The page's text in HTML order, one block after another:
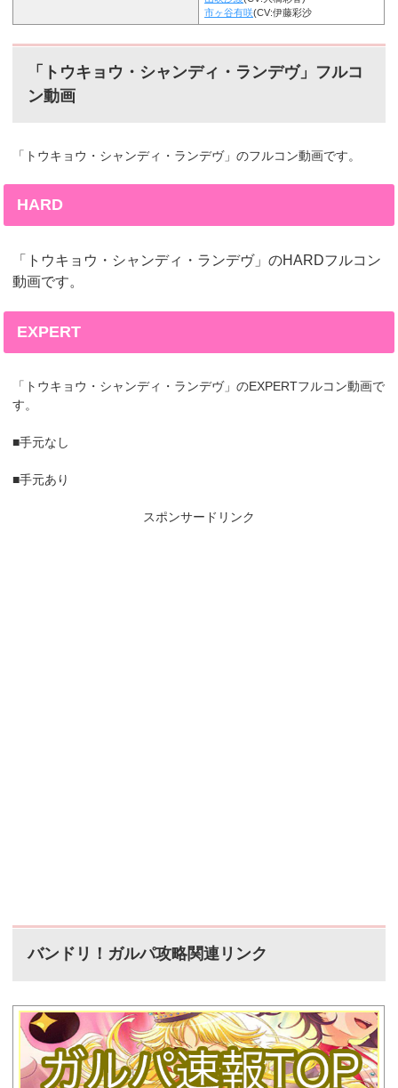
市ヶ谷有咲(CV:伊藤彩沙
「トウキョウ・シャンディ・ランデヴ」フルコ
ン動画
「トウキョウ・シャンディ・ランデヴ」のフルコン動画です。
HARD
「トウキョウ・シャンディ・ランデヴ」のHARDフルコン
動画です。
EXPERT
「トウキョウ・シャンディ・ランデヴ」のEXPERTフルコン動画で
す。
■手元なし
■手元あり
スポンサードリンク
バンドリ！ガルパ攻略関連リンク